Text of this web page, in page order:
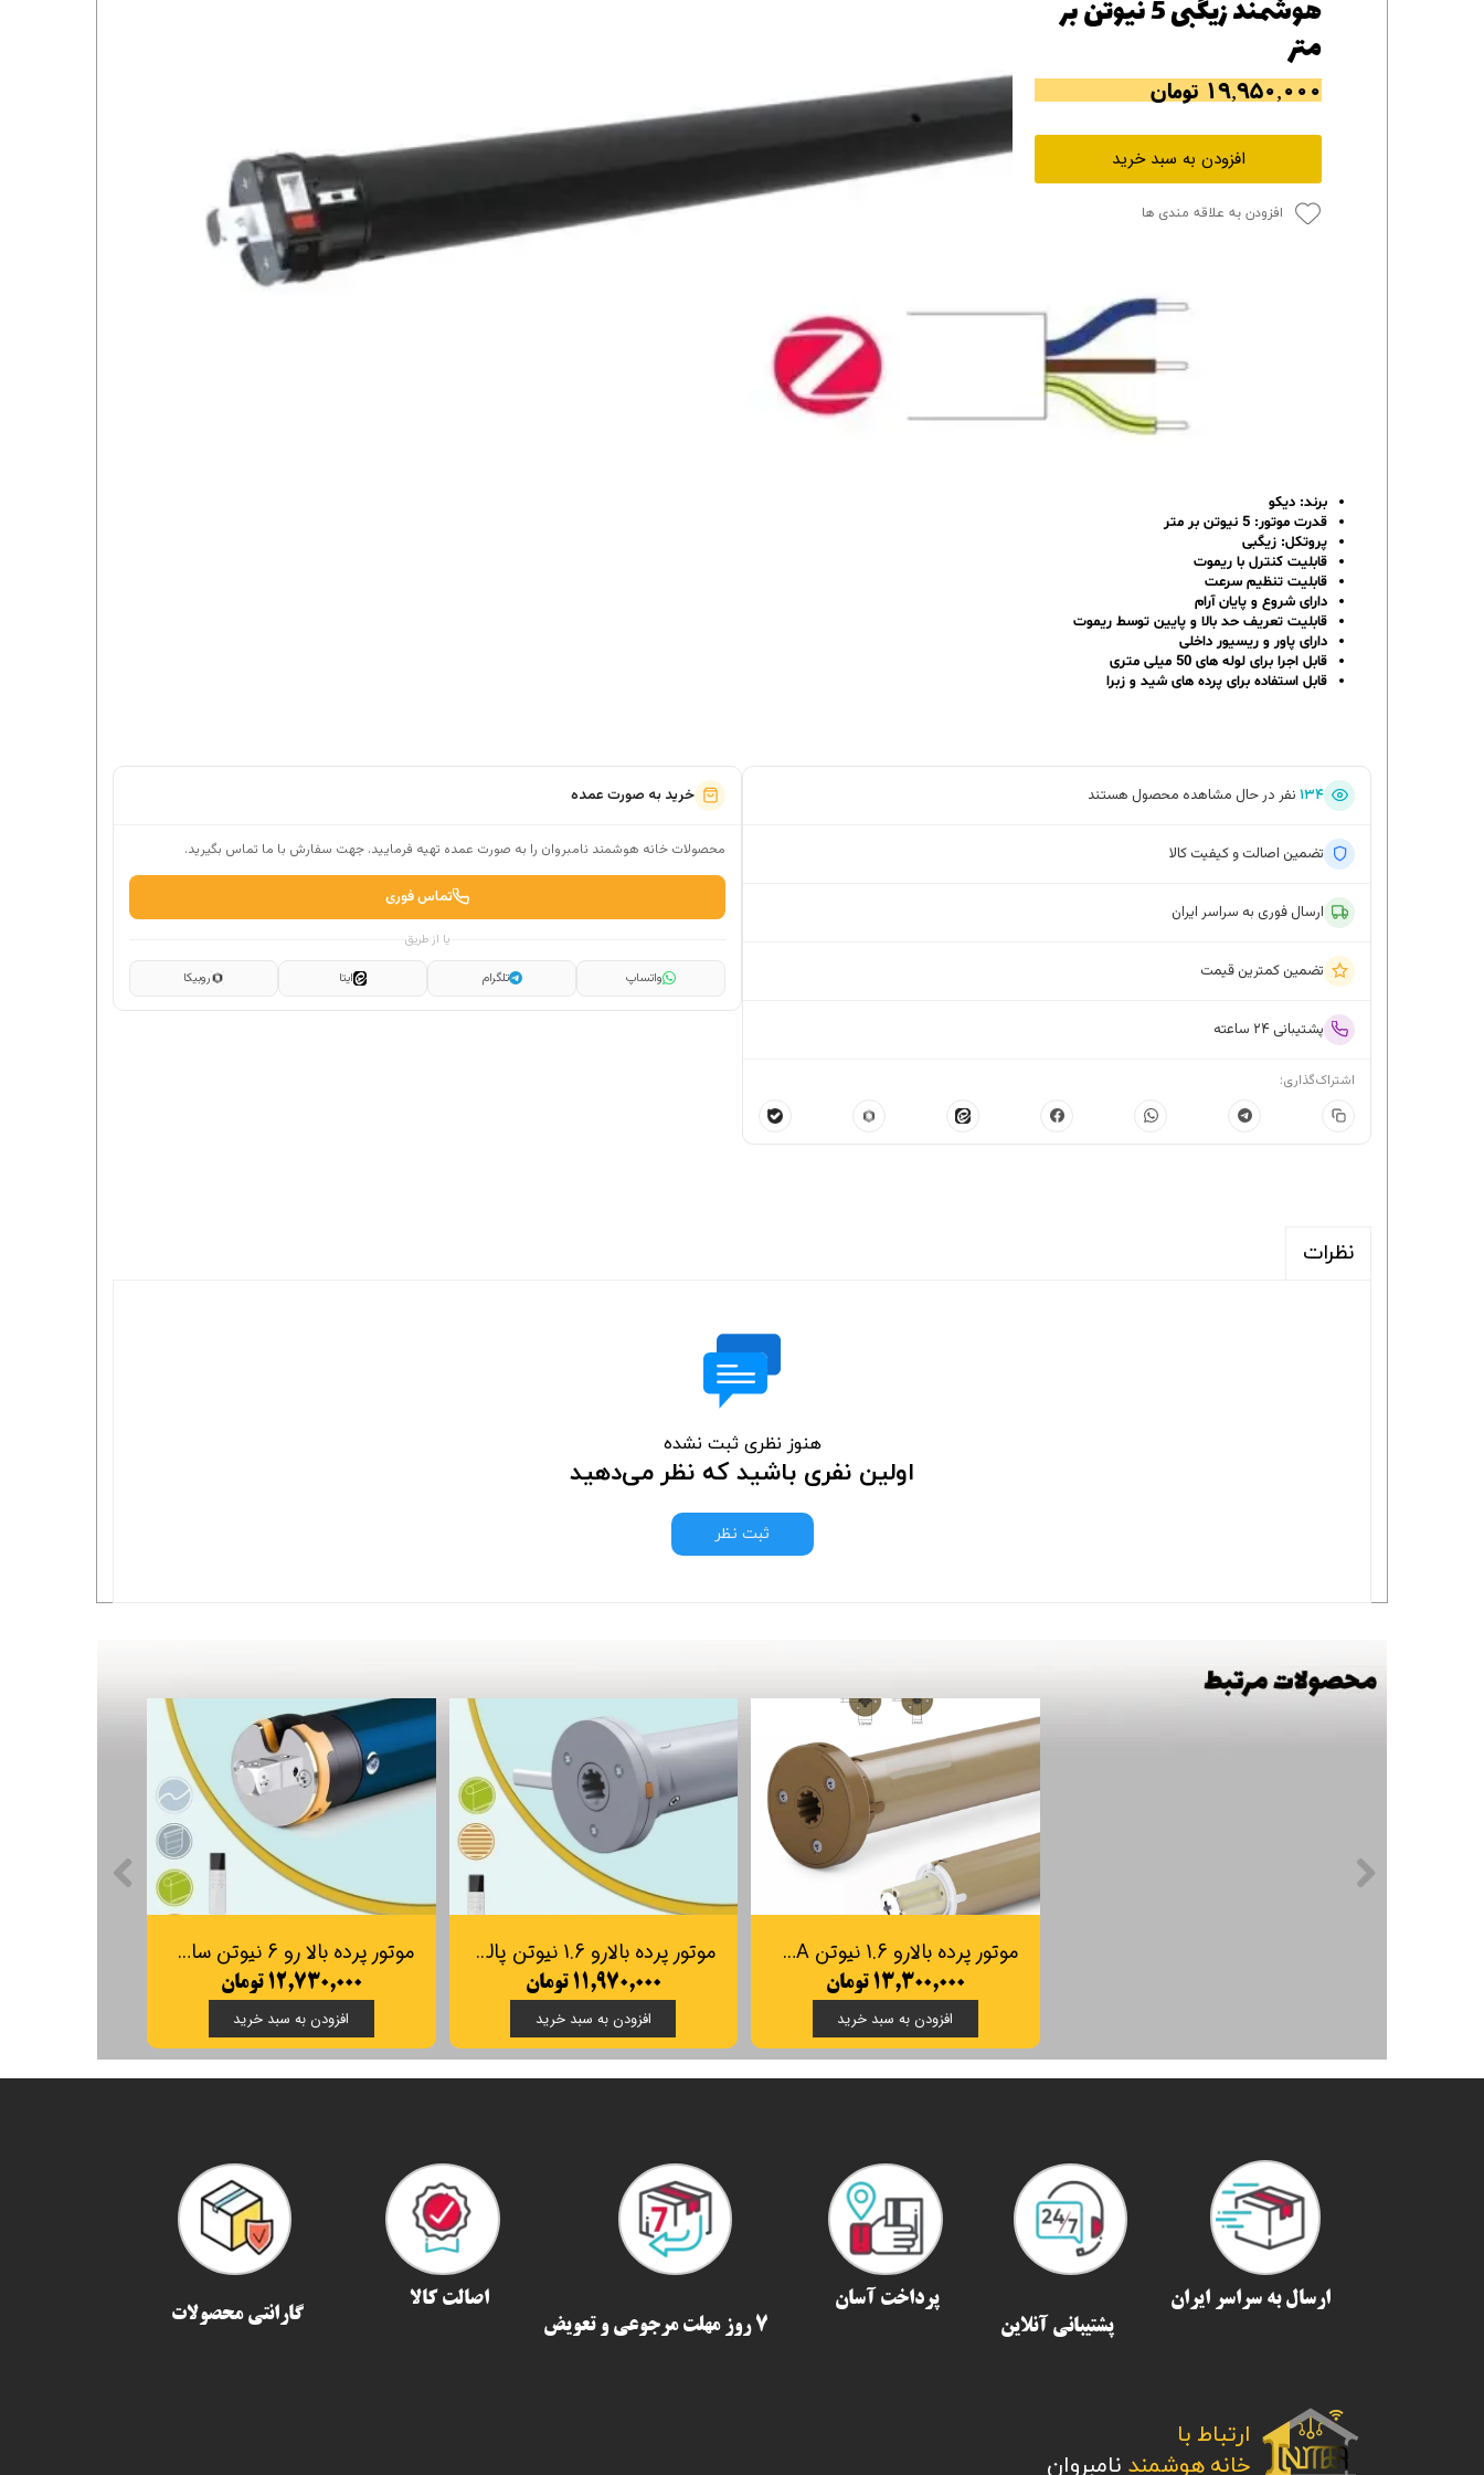
پنل ثبت قراردادهای سازمانی پرسنل
هوشمند زیگبی 5 نیوتن بر
متر
۱۹,۹۵۰,۰۰۰ تومان
افزودن به سبد خرید
افزودن به علاقه مندی ها
برند: دیکو
قدرت موتور: 5 نیوتن بر متر
پروتکل: زیگبی
قابلیت کنترل با ریموت
قابلیت تنظیم سرعت
دارای شروع و پایان آرام
قابلیت تعریف حد بالا و پایین توسط ریموت
دارای پاور و ریسیور داخلی
قابل اجرا برای لوله های 50 میلی متری
قابل استفاده برای پرده های شید و زبرا
۱۳۴ نفر در حال مشاهده محصول هستند
تضمین اصالت و کیفیت کالا
ارسال فوری به سراسر ایران
تضمین کمترین قیمت
پشتیبانی ۲۴ ساعته
اشتراک‌گذاری:
خرید به صورت عمده
محصولات خانه هوشمند نامبروان را به صورت عمده تهیه فرمایید. جهت سفارش با ما تماس بگیرید.
تماس فوری
یا از طریق
واتساپ تلگرام ایتا روبیکا
نظرات
هنوز نظری ثبت نشده
اولین نفری باشید که نظر می‌دهید
ثبت نظر
موتور پرده بالا رو 6 نیوتن سادهT35-3EL-6
۱۲,۷۳۰,۰۰۰ تومان
افزودن به سبد خرید
موتور پرده بالارو 1.6 نیوتن پالسی K25-3E-1.6-26 (موتور داخلی DC)
۱۱,۹۷۰,۰۰۰ تومان
افزودن به سبد خرید
موتور پرده بالارو 1.6 نیوتن TUYA مدل K25-3E-1.6-26 (موتور داخلی DC)
۱۳,۳۰۰,۰۰۰ تومان
افزودن به سبد خرید
ارتباط با
​​​​​​​خانه هوشمند نامبروان
ارسال به سراسر ایران​​​​​​​
پشتیبانی آنلاین
پرداخت آسان
7 روز مهلت مرجوعی و تعویض
اصالت کالا
گارانتی محصولات